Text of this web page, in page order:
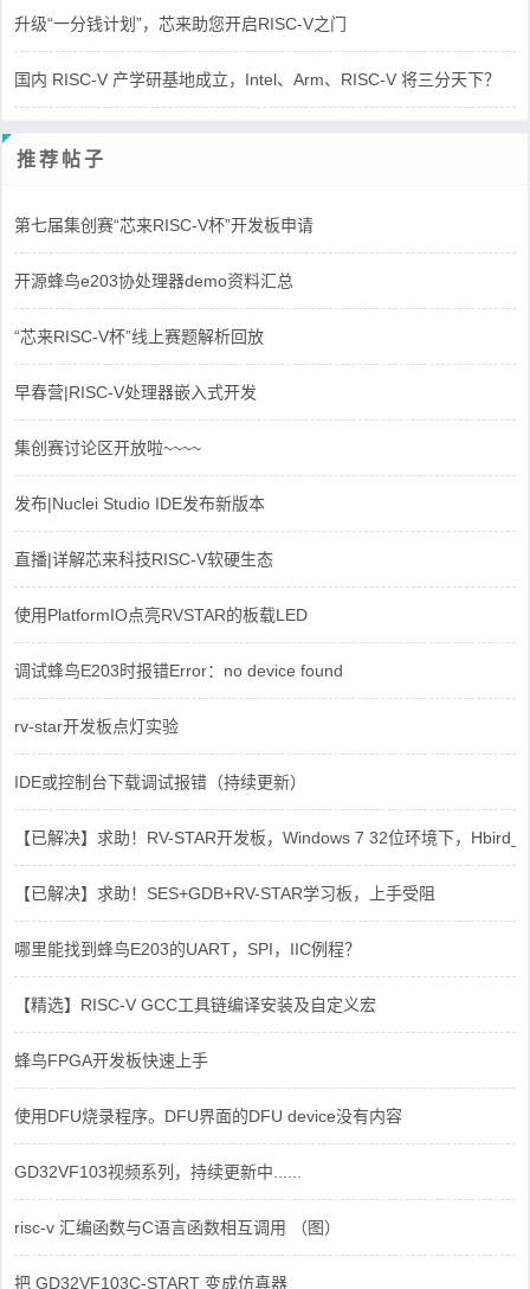
升级“一分钱计划”，芯来助您开启RISC-V之门
国内 RISC-V 产学研基地成立，Intel、Arm、RISC-V 将三分天下？
推荐帖子
第七届集创赛“芯来RISC-V杯”开发板申请
开源蜂鸟e203协处理器demo资料汇总
“芯来RISC-V杯”线上赛题解析回放
早春营|RISC-V处理器嵌入式开发
集创赛讨论区开放啦~~~~
发布|Nuclei Studio IDE发布新版本
直播|详解芯来科技RISC-V软硬生态
使用PlatformIO点亮RVSTAR的板载LED
调试蜂鸟E203时报错Error：no device found
rv-star开发板点灯实验
IDE或控制台下载调试报错（持续更新）
【已解决】求助！RV-STAR开发板，Windows 7 32位环境下，
【已解决】求助！SES+GDB+RV-STAR学习板，上手受阻
哪里能找到蜂鸟E203的UART，SPI，IIC例程？
【精选】RISC-V GCC工具链编译安装及自定义宏
蜂鸟FPGA开发板快速上手
使用DFU烧录程序。DFU界面的DFU device没有内容
GD32VF103视频系列，持续更新中......
risc-v 汇编函数与C语言函数相互调用 （图）
把 GD32VF103C-START 变成仿真器